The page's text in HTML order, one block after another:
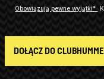
Obowiązują pewne wyjątki*
DOŁĄCZ DO